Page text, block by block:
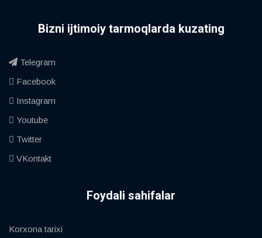
Bizni ijtimoiy tarmoqlarda kuzating
Telegram
Facebook
Instagram
Youtube
Twitter
VKontakt
Foydali sahifalar
Korxona tarixi